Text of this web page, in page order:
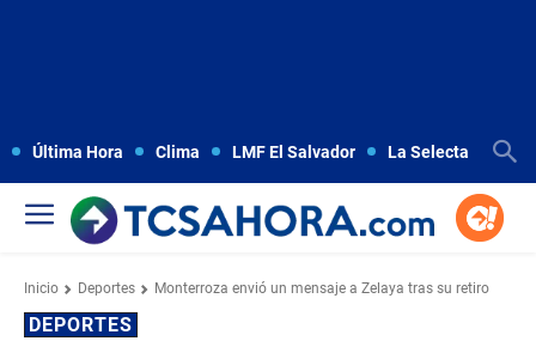
Última Hora Clima LMF El Salvador La Selecta
Inicio Deportes Monterroza envió un mensaje a Zelaya tras su retiro
DEPORTES